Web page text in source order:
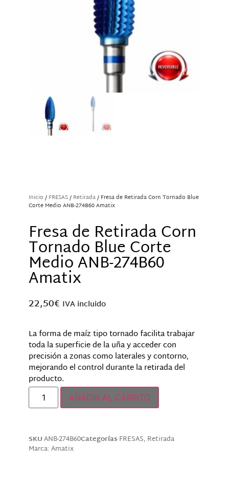
Inicio / FRESAS/ Retirada/ Fresa de Retirada Corn Tornado Blue
Corte Medio ANB-274B60 Amatix
Fresa de Retirada Corn
Tornado Blue Corte
Medio ANB-274B60
Amatix
22,50€ IVA incluido
La forma de maíz tipo tornado facilita trabajar
toda la superficie de la uña y acceder con
precisión a zonas como laterales y contorno,
mejorando el control durante la retirada del
producto.
AÑADIR AL CARRITO
SKUANB-274B60Categorías FRESAS, Retirada
Marca:Amatix